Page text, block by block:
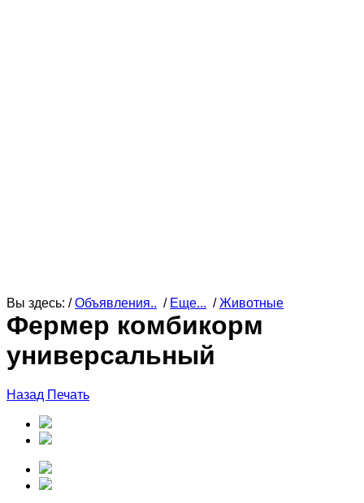
Вы здесь: /Объявления.. / Еще... /Животные
Фермер комбикорм
универсальный
Назад Печать